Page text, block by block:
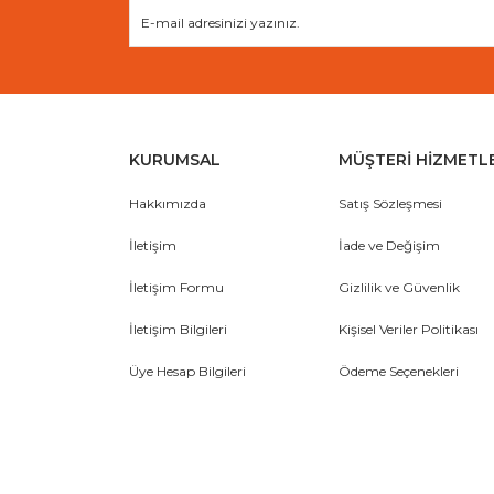
KURUMSAL
Hakkımızda
İletişim
İletişim Formu
İletişim Bilgileri
Üye Hesap Bilgileri
MÜŞTERİ
Satış Sözleşmesi
İade ve Değişim
Gizlilik ve Güvenlik
Kişisel Veriler Politikası
Ödeme Seçenekleri